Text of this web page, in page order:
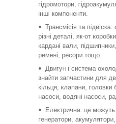
гідромотори,
інші компоненти.
Трансмісія та
різні деталі, як-от
кардані вали,
ремені, ресори тощо.
Двигун і система
знайти запчастини для
кільця, клапани, головки
насоси, водяні насоси,
Електрична: це можуть
генератори,